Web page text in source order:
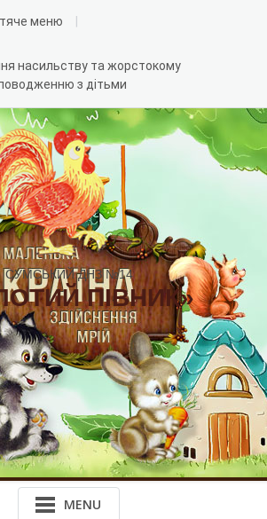
меню
насильству та жорстокому
з дітьми
СУМСЬКИЙ ДНЗ №14
ПІВНИК»
MENU